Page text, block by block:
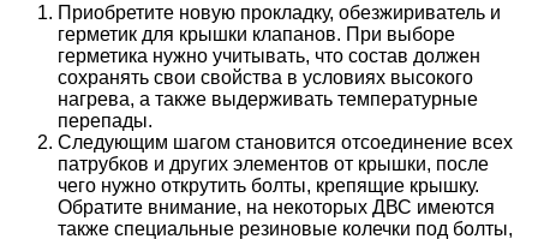
Приобретите новую прокладку, обезжириватель и
герметик для крышки клапанов. При выборе
герметика нужно учитывать, что состав должен
сохранять свои свойства в условиях высокого
нагрева, а также выдерживать температурные
перепады.
Следующим шагом становится отсоединение всех
патрубков и других элементов от крышки, после
чего нужно открутить болты, крепящие крышку.
Обратите внимание, на некоторых ДВС имеются
также специальные резиновые колечки под болты,